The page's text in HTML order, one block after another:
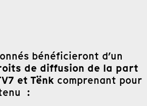
bénéficieront d’un
de diffusion de la part
et Tënk comprenant pour
: